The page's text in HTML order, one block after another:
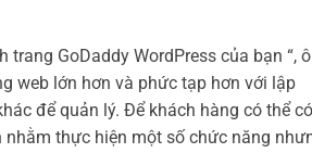
GoDaddy WordPress của bạn “,
web lớn hơn và phức tạp hơn với lập
để quản lý. Để khách hàng có thể có
thực hiện một số chức năng